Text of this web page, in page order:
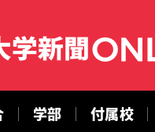
学部 付属校